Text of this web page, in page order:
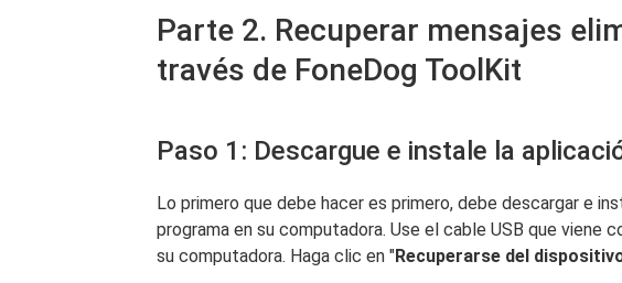
Parte 2. Recuperar mensajes
través de FoneDog ToolKit
Paso 1: Descargue e instale la
Lo primero que debe hacer es primero, debe descargar e
programa en su computadora. Use el cable USB que viene
su computadora. Haga clic en "Recuperarse del